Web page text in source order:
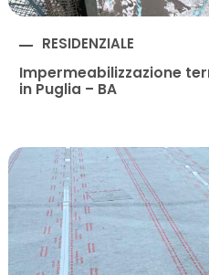
RESIDENZIALE
Impermeabilizzazione
in Puglia – BA